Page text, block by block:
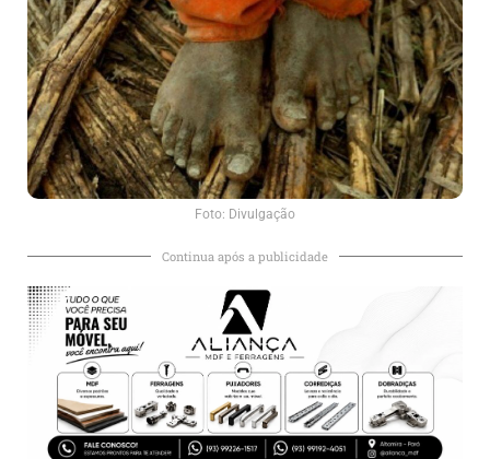
Foto: Divulgação
Continua após a publicidade